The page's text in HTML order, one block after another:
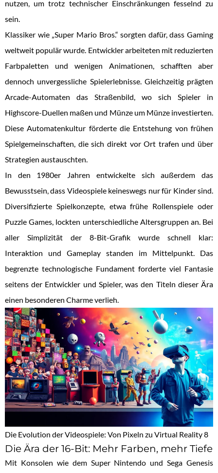
nutzen, um trotz technischer Einschränkungen fesselnd zu
sein.
Klassiker wie „Super Mario Bros.“ sorgten dafür, dass Gaming
weltweit populär wurde. Entwickler arbeiteten mit reduzierten
Farbpaletten und wenigen Animationen, schafften aber
dennoch unvergessliche Spielerlebnisse. Gleichzeitig prägten
Arcade-Automaten das Straßenbild, wo sich Spieler in
Highscore-Duellen maßen und Münze um Münze investierten.
Diese Automatenkultur förderte die Entstehung von frühen
Spielgemeinschaften, die sich direkt vor Ort trafen und über
Strategien austauschten.
In den 1980er Jahren entwickelte sich außerdem das
Bewusstsein, dass Videospiele keineswegs nur für Kinder sind.
Diversifizierte Spielkonzepte, etwa frühe Rollenspiele oder
Puzzle Games, lockten unterschiedliche Altersgruppen an. Bei
aller Simplizität der 8-Bit-Grafik wurde schnell klar:
Interaktion und Gameplay standen im Mittelpunkt. Das
begrenzte technologische Fundament forderte viel Fantasie
seitens der Entwickler und Spieler, was den Titeln dieser Ära
einen besonderen Charme verlieh.
Die Evolution der Videospiele: Von Pixeln zu Virtual Reality 8
Die Ära der 16-Bit: Mehr Farben, mehr Tiefe
Mit Konsolen wie dem Super Nintendo und Sega Genesis